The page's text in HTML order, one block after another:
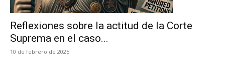
Reflexiones sobre la actitud de la Corte
Suprema en el caso...
10 de febrero de 2025